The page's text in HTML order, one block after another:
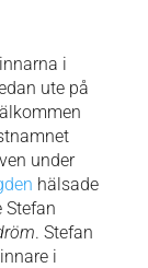
i
ute på
under
hälsade
Stefan
. Stefan
i